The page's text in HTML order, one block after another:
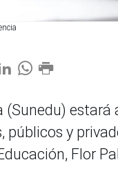
(Sunedu) estará
y
Flor